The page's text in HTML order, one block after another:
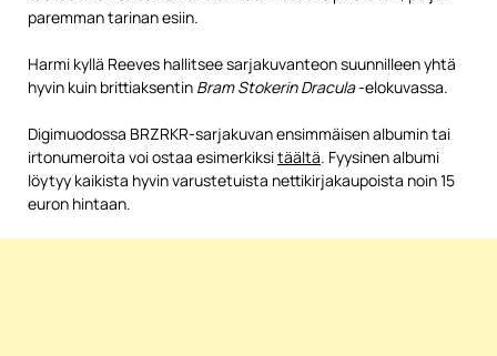
paremman tarinan esiin.
Harmi kyllä Reeves hallitsee sarjakuvanteon suunnilleen yhtä
hyvin kuin brittiaksentin Bram Stokerin Dracula-elokuvassa.
Digimuodossa BRZRKR-sarjakuvan ensimmäisen albumin tai
irtonumeroita voi ostaa esimerkiksitäältä. Fyysinen albumi
löytyy kaikista hyvin varustetuista nettikirjakaupoista noin 15
euron hintaan.